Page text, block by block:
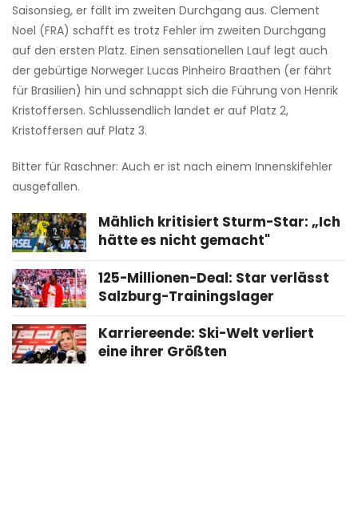
Saisonsieg, er fällt im zweiten Durchgang aus. Clement
Noel (FRA) schafft es trotz Fehler im zweiten Durchgang
auf den ersten Platz. Einen sensationellen Lauf legt auch
der gebürtige Norweger Lucas Pinheiro Braathen (er fährt
für Brasilien) hin und schnappt sich die Führung von Henrik
Kristoffersen. Schlussendlich landet er auf Platz 2,
Kristoffersen auf Platz 3.
Bitter für Raschner: Auch er ist nach einem Innenskifehler
ausgefallen.
Mählich kritisiert Sturm-Star: „Ich
hätte es nicht gemacht"
125-Millionen-Deal: Star verlässt
Salzburg-Trainingslager
Karriereende: Ski-Welt verliert
eine ihrer Größten